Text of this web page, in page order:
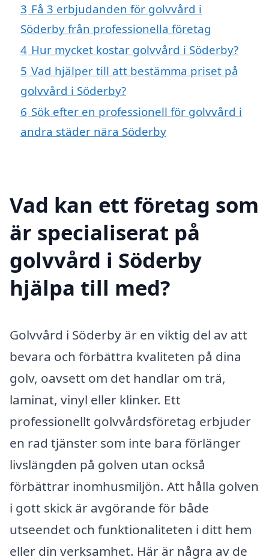
3 Få 3 erbjudanden för golvvård i
Söderby från professionella företag
4 Hur mycket kostar golvvård i Söderby?
5 Vad hjälper till att bestämma priset på
golvvård i Söderby?
6 Sök efter en professionell för golvvård i
andra städer nära Söderby
Vad kan ett företag som
är specialiserat på
golvvård i Söderby
hjälpa till med?
Golvvård i Söderby är en viktig del av att
bevara och förbättra kvaliteten på dina
golv, oavsett om det handlar om trä,
laminat, vinyl eller klinker. Ett
professionellt golvvårdsföretag erbjuder
en rad tjänster som inte bara förlänger
livslängden på golven utan också
förbättrar inomhusmiljön. Att hålla golven
i gott skick är avgörande för både
utseendet och funktionaliteten i ditt hem
eller din verksamhet. Här är några av de